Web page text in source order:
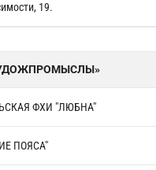
19.
ФХИ "ЛЮБНА"
ПОЯСА"